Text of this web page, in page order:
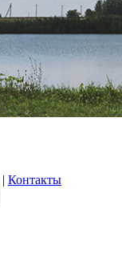
| Контакты